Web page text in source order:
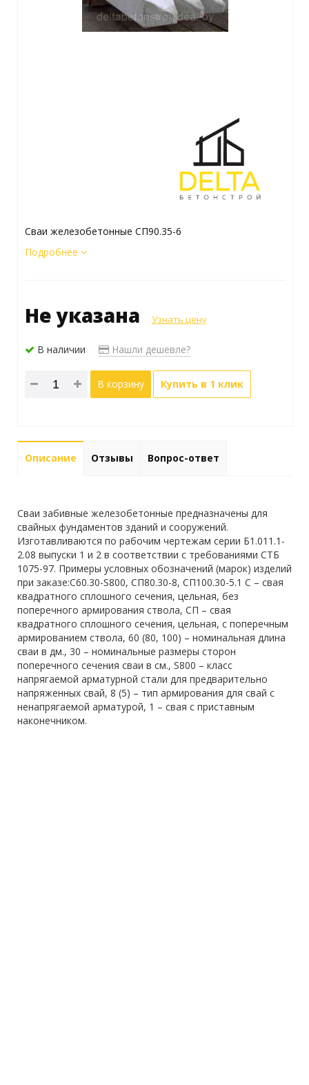
Сваи железобетонные СП90.35-6
Подробнее
Не указана Узнать цену
В наличии Нашли дешевле?
В корзину Купить в 1 клик
Описание Отзывы Вопрос-ответ
Сваи забивные железобетонные предназначены для
свайных фундаментов зданий и сооружений.
Изготавливаются по рабочим чертежам серии Б1.011.1-
2.08 выпуски 1 и 2 в соответствии с требованиями СТБ
1075-97. Примеры условных обозначений (марок) изделий
при заказе:С60.30-S800, СП80.30-8, СП100.30-5.1 С – свая
квадратного сплошного сечения, цельная, без
поперечного армирования ствола, СП – свая
квадратного сплошного сечения, цельная, с поперечным
армированием ствола, 60 (80, 100) – номинальная длина
сваи в дм., 30 – номинальные размеры сторон
поперечного сечения сваи в см., S800 – класс
напрягаемой арматурной стали для предварительно
напряженных свай, 8 (5) – тип армирования для свай с
ненапрягаемой арматурой, 1 – свая с приставным
наконечником.